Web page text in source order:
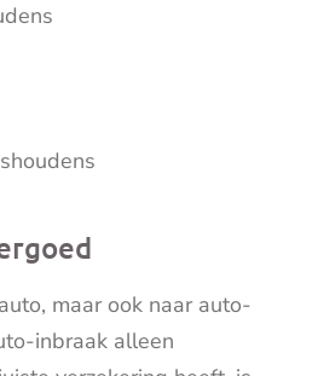
maar ook naar auto-
inbraak alleen